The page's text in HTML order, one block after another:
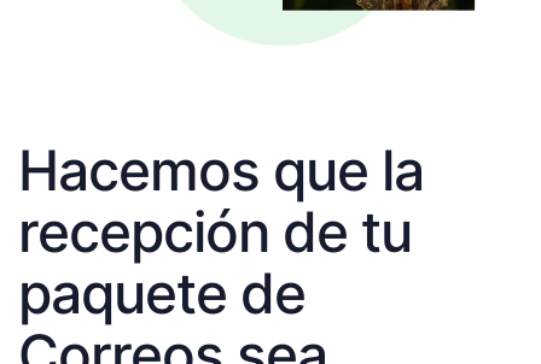
Hacemos que la
recepción de tu
paquete de